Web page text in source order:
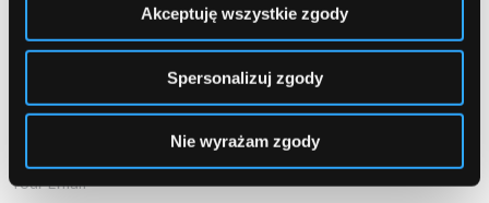
Akceptuję wszystkie zgody
Spersonalizuj zgody
Nie wyrażam zgody